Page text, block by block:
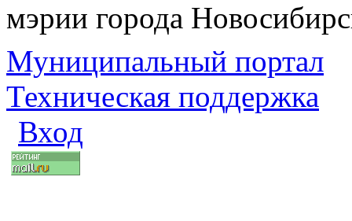
мэрии города
Муниципальный портал
Техническая поддержка
Вход